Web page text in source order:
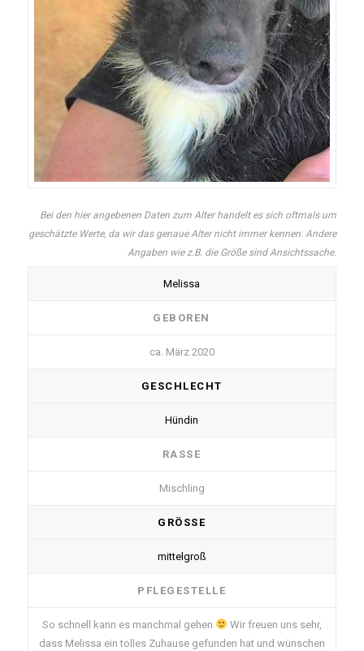
Bei den hier angebenen Daten zum Alter handelt es sich oftmals um
geschätzte Werte, da wir das genaue Alter nicht immer kennen. Andere
Angaben wie z.B. die Größe sind Ansichtssache.
Melissa
GEBOREN
ca. März 2020
GESCHLECHT
Hündin
RASSE
Mischling
GRÖSSE
mittelgroß
PFLEGESTELLE
So schnell kann es manchmal gehen
Wir freuen uns sehr,
dass Melissa ein tolles Zuhause gefunden hat und wünschen